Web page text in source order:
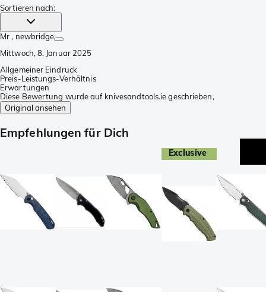
Sortieren nach:
Mr , newbridge
Mittwoch, 8. Januar 2025
Allgemeiner Eindruck
Preis-Leistungs-Verhältnis
Erwartungen
Diese Bewertung wurde auf knivesandtools.ie geschrieben,
Original ansehen
Empfehlungen für Dich
Exclusive